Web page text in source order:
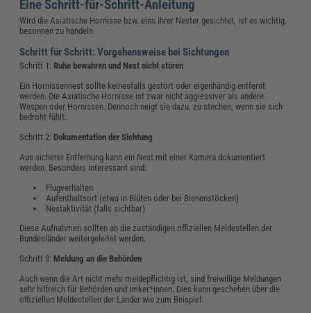
Eine Schritt-für-Schritt-Anleitung
Wird die Asiatische Hornisse bzw. eins ihrer Nester gesichtet, ist es wichtig,
besonnen zu handeln.
Schritt für Schritt: Vorgehensweise bei Sichtungen
Schritt 1: Ruhe bewahren und Nest nicht stören
Ein Hornissennest sollte keinesfalls gestört oder eigenhändig entfernt
werden. Die Asiatische Hornisse ist zwar nicht aggressiver als andere
Wespen oder Hornissen. Dennoch neigt sie dazu, zu stechen, wenn sie sich
bedroht fühlt.
Schritt 2: Dokumentation der Sichtung
Aus sicherer Entfernung kann ein Nest mit einer Kamera dokumentiert
werden. Besonders interessant sind:
Flugverhalten
Aufenthaltsort (etwa in Blüten oder bei Bienenstöcken)
Nestaktivität (falls sichtbar)
Diese Aufnahmen sollten an die zuständigen offiziellen Meldestellen der
Bundesländer weitergeleitet werden.
Schritt 3: Meldung an die Behörden
Auch wenn die Art nicht mehr meldepflichtig ist, sind freiwillige Meldungen
sehr hilfreich für Behörden und Imker*innen. Dies kann geschehen über die
offiziellen Meldestellen der Länder wie zum Beispiel: